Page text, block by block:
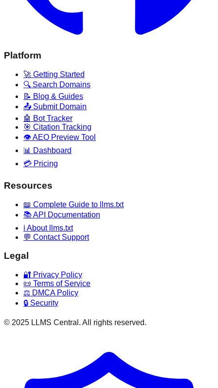
Platform
🚀 Getting Started
🔍 Search Domains
📝 Blog & Guides
📤 Submit Domain
🤖 Bot Tracker
🎯 Citation Tracking
👁️ AEO Preview Tool
📊 Dashboard
💳 Pricing
Resources
📖 Complete Guide to llms.txt
📚 API Documentation
ℹ️ About llms.txt
💬 Contact Support
Legal
🔐 Privacy Policy
📜 Terms of Service
⚖️ DMCA Policy
🔒 Security
© 2025 LLMS Central. All rights reserved.